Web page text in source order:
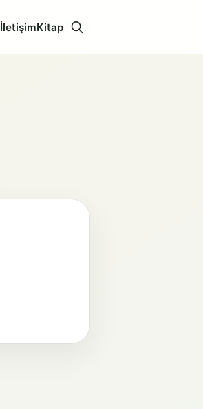
İletişimKitap Aramayı aç